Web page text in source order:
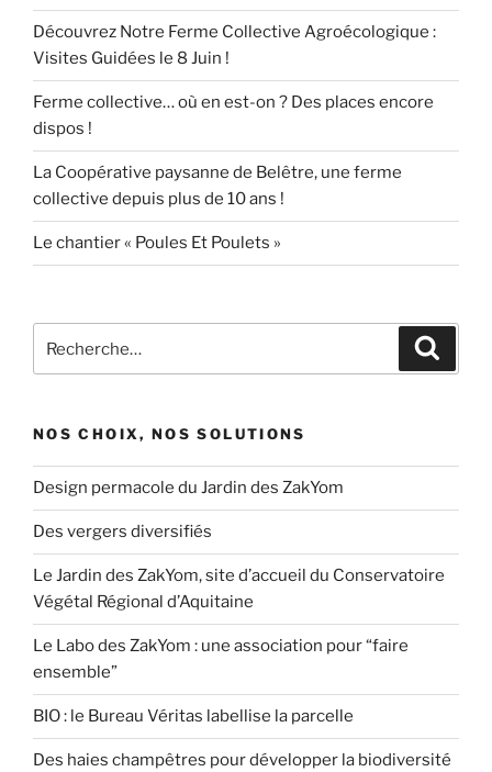
Découvrez Notre Ferme Collective Agroécologique :
Visites Guidées le 8 Juin !
Ferme collective… où en est-on ? Des places encore
dispos !
La Coopérative paysanne de Belêtre, une ferme
collective depuis plus de 10 ans !
Le chantier « Poules Et Poulets »
pour
NOS CHOIX, NOS SOLUTIONS
Design permacole du Jardin des ZakYom
Des vergers diversifiés
Le Jardin des ZakYom, site d’accueil du Conservatoire
Végétal Régional d’Aquitaine
Le Labo des ZakYom : une association pour “faire
ensemble”
BIO : le Bureau Véritas labellise la parcelle
Des haies champêtres pour développer la biodiversité